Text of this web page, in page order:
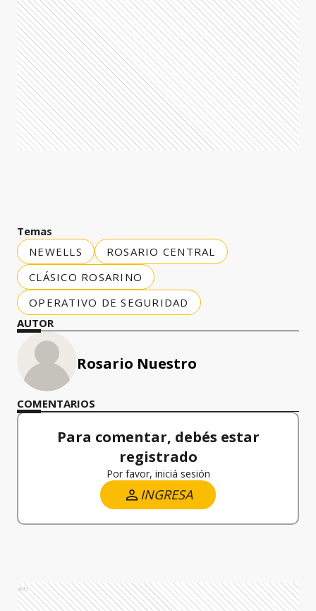
Temas
NEWELLS
ROSARIO CENTRAL
CLÁSICO ROSARINO
OPERATIVO DE SEGURIDAD
AUTOR
Rosario Nuestro
COMENTARIOS
Para comentar, debés estar
registrado
Por favor, iniciá sesión
INGRESA
Ads